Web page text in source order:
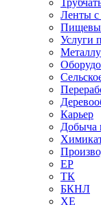
Ленты с
Услуги
Карьер
Добыча
EP
ТК
БКНЛ
XE